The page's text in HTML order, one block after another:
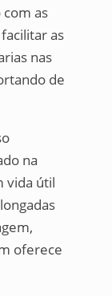
as
as
nas
de
na
vida útil
oferece